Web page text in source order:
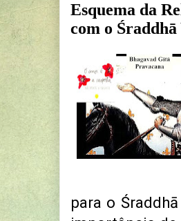
Esquema da
com o Śraddhā
para o